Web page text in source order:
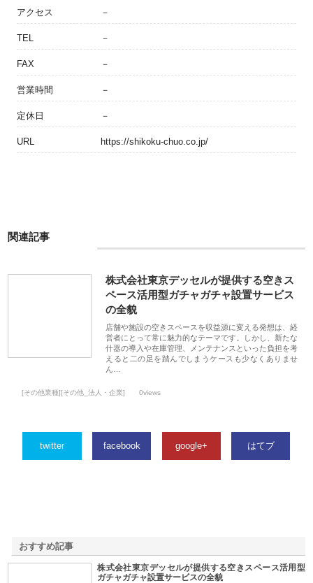
アクセス －
TEL －
FAX －
営業時間 －
定休日 －
URL https://shikoku-chuo.co.jp/
関連記事
株式会社東京デッセルが提供する空きス
ペース活用型ガチャガチャ設置サービス
の全貌
店舗や施設の空きスペースを収益源に変える発想は、経
営者にとって常に魅力的なテーマです。しかし、新たな
什器の導入や在庫管理、メンテナンスといった負担を考
えると二の足を踏んでしまうケースも少なくありませ
ん…
[その他業種][その他_法人・企業] 0views
twitter facebook google+ はてブ
おすすめ記事
株式会社東京デッセルが提供する空きスペース活用型
ガチャガチャ設置サービスの全貌